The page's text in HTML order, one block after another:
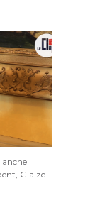
Glaize